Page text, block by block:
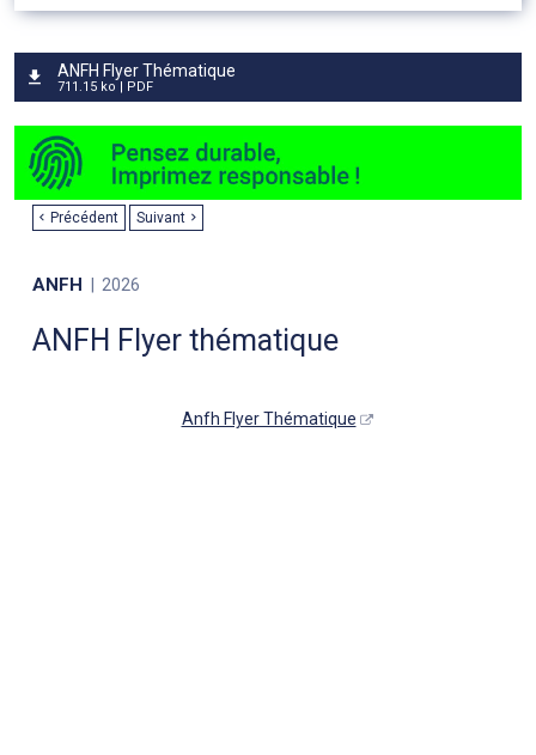
ANFH Flyer Thématique
711.15 ko | PDF
Précédent Suivant
ANFH 2026
ANFH Flyer thématique
Anfh Flyer Thématique